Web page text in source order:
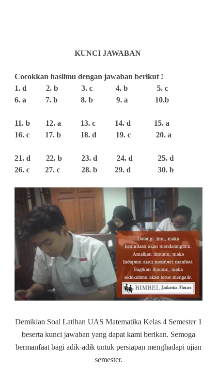
KUNCI JAWABAN
Cocokkan hasilmu dengan jawaban berikut !
1. d 2. b 3. c 4. b 5. c
6. a 7. b 8. b 9. a 10.b
11. b 12. a 13. c 14. d 15. a
16. c 17. b 18. d 19. c 20. a
21. d 22. b 23. d 24. d 25. d
26. c 27. c 28. b 29. d 30. b
Demikian Soal Latihan UAS Matematika Kelas 4 Semester 1
beserta kunci jawaban yang dapat kami berikan. Semoga
bermanfaat bagi adik-adik untuk persiapan menghadapi ujian
semester.